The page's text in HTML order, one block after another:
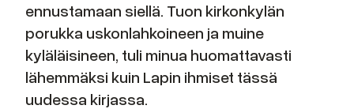
ennustamaan siellä. Tuon kirkonkylän
porukka uskonlahkoineen ja muine
kyläläisineen, tuli minua huomattavasti
lähemmäksi kuin Lapin ihmiset tässä
uudessa kirjassa.